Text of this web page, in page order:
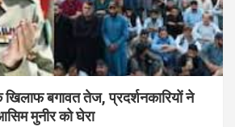
बगावत तेज, प्रदर्शनकारियों ने
मुनीर को घेरा